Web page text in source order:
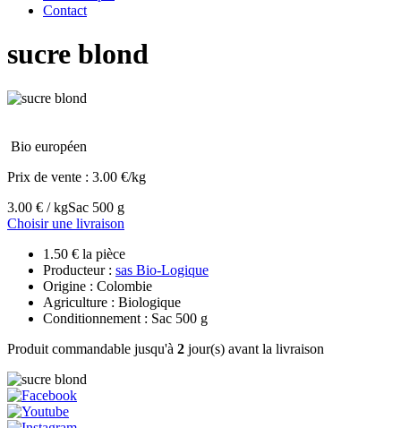
Contact
sucre blond
Bio européen
Prix de vente : 3.00 €/kg
3.00 € / kgSac 500 g
Choisir une livraison
1.50 € la pièce
Producteur : sas Bio-Logique
Origine : Colombie
Agriculture : Biologique
Conditionnement : Sac 500 g
Produit commandable jusqu'à 2 jour(s) avant la livraison